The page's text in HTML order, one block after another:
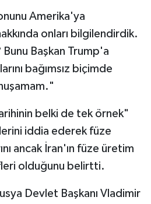
Amerika'ya
onları bilgilendirdik.
Başkan Trump'a
bağımsız biçimde
belki de tek örnek"
iddia ederek füze
ancak İran'ın füze üretim
olduğunu belirtti.
Devlet Başkanı Vladimir